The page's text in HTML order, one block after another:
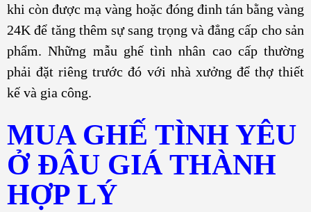
khi còn được mạ vàng hoặc đóng đinh tán bằng vàng
24K để tăng thêm sự sang trọng và đẳng cấp cho sản
phẩm. Những mẫu ghế tình nhân cao cấp thường
phải đặt riêng trước đó với nhà xưởng để thợ thiết
kế và gia công.
MUA GHẾ TÌNH YÊU
Ở ĐÂU GIÁ THÀNH
HỢP LÝ